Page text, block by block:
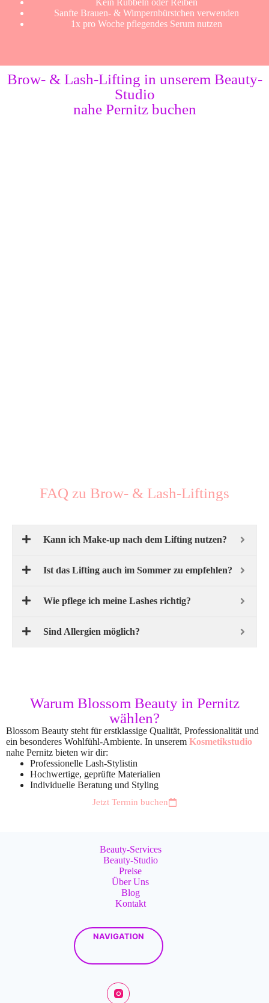
Kein Rubbeln oder Reiben
Sanfte Brauen- & Wimpernbürstchen verwenden
1x pro Woche pflegendes Serum nutzen
Brow- & Lash-Lifting in unserem Beauty-
Studio
nahe Pernitz buchen
FAQ zu Brow- & Lash-Liftings
Kann ich Make-up nach dem Lifting nutzen?
Ist das Lifting auch im Sommer zu empfehlen?
Wie pflege ich meine Lashes richtig?
Sind Allergien möglich?
Warum Blossom Beauty in Pernitz
wählen?
Blossom Beauty steht für erstklassige Qualität, Professionalität und
ein besonderes Wohlfühl-Ambiente. In unserem Kosmetikstudio
nahe Pernitz bieten wir dir:
Professionelle Lash-Stylistin
Hochwertige, geprüfte Materialien
Individuelle Beratung und Styling
Jetzt Termin buchen
Beauty-Services
Beauty-Studio
Preise
Über Uns
Blog
Kontakt
NAVIGATION